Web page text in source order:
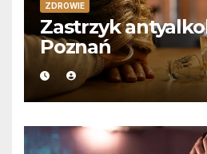
ZDROWIE
Zastrzyk
Poznań